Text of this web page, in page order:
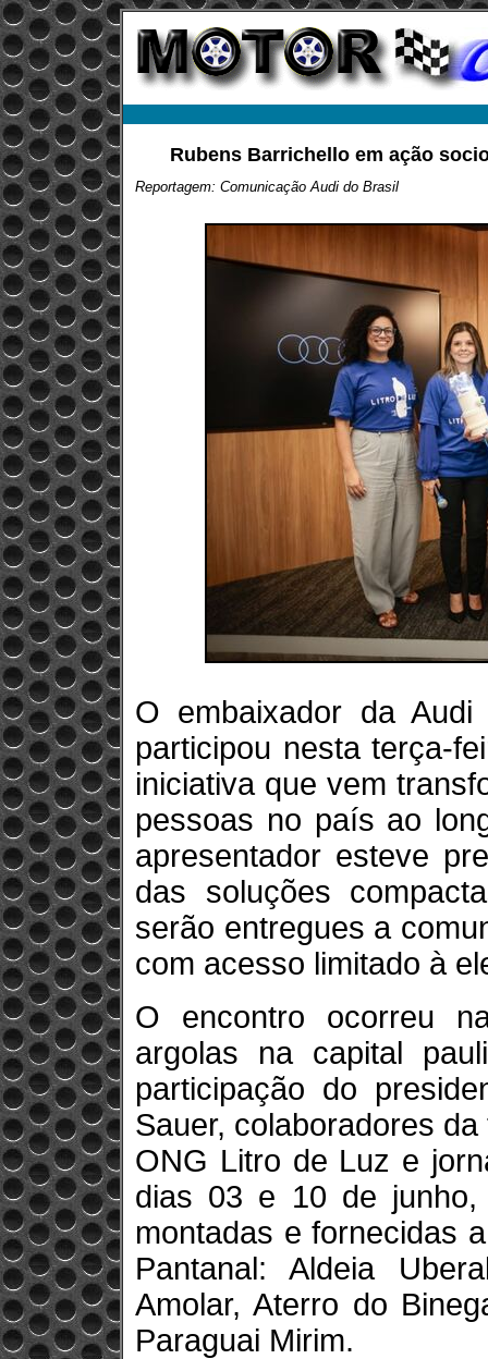
Rubens Barrichello em ação
Reportagem: Comunicação Audi do Brasil
O embaixador da
participou nesta terça-
iniciativa que vem
pessoas no país ao
apresentador esteve
das soluções
serão entregues a
com acesso limitado à
O encontro ocorreu
argolas na capital
participação do
Sauer, colaboradores
ONG Litro de Luz e
dias 03 e 10 de
montadas e fornecidas
Pantanal: Aldeia
Amolar, Aterro do
Paraguai Mirim.